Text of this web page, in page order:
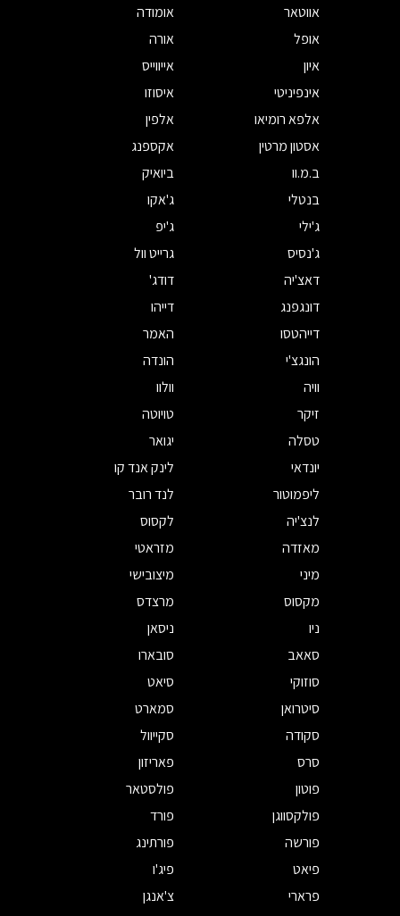
אווטאר
אומודה
אופל
אורה
איון
אייווייס
אינפיניטי
איסוזו
אלפא רומיאו
אלפין
אסטון מרטין
אקספנג
ב.מ.וו
ביואיק
בנטלי
ג'אקו
ג'ילי
ג'יפ
ג'נסיס
גרייט וול
דאצ'יה
דודג'
דונגפנג
דייהו
דייהטסו
האמר
הונגצ'י
הונדה
וויה
וולוו
זיקר
טויוטה
טסלה
יגואר
יונדאי
לינק אנד קו
ליפמוטור
לנד רובר
לנצ'יה
לקסוס
מאזדה
מזראטי
מיני
מיצובישי
מקסוס
מרצדס
ניו
ניסאן
סאאב
סובארו
סוזוקי
סיאט
סיטרואן
סמארט
סקודה
סקייוול
סרס
פאריזון
פוטון
פולסטאר
פולקסווגן
פורד
פורשה
פורתינג
פיאט
פיג'ו
פרארי
צ'אנגן